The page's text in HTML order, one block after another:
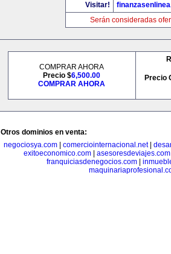
Visitar!
Serán consideradas
COMPRAR AHORA
Precio $6,500.00
COMPRAR AHORA
Precio
Otros dominios en venta:
negociosya.com
comerciointernacional.net|
exitoeconomico.com| asesoresdeviajes.com
franquiciasdenegocios.com|